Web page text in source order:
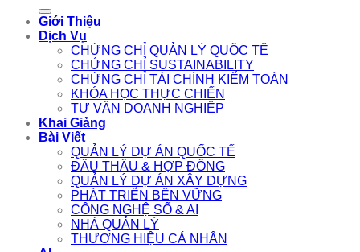
Giới Thiệu
Dịch Vụ
CHỨNG CHỈ QUẢN LÝ QUỐC TẾ
CHỨNG CHỈ SUSTAINABILITY
CHỨNG CHỈ TÀI CHÍNH KIỂM TOÁN
KHÓA HỌC THỰC CHIẾN
TƯ VẤN DOANH NGHIỆP
Khai Giảng
Bài Viết
QUẢN LÝ DỰ ÁN QUỐC TẾ
ĐẤU THẦU & HỢP ĐỒNG
QUẢN LÝ DỰ ÁN XÂY DỰNG
PHÁT TRIỂN BỀN VỮNG
CÔNG NGHỆ SỐ & AI
NHÀ QUẢN LÝ
THƯƠNG HIỆU CÁ NHÂN